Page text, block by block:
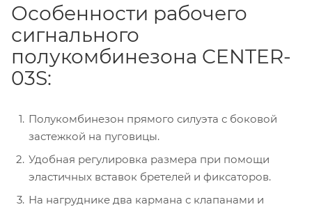
Особенности рабочего
сигнального
полукомбинезона CENTER-
03S:
Полукомбинезон прямого силуэта с боковой
застежкой на пуговицы.
Удобная регулировка размера при помощи
эластичных вставок бретелей и фиксаторов.
На нагруднике два кармана с клапанами и